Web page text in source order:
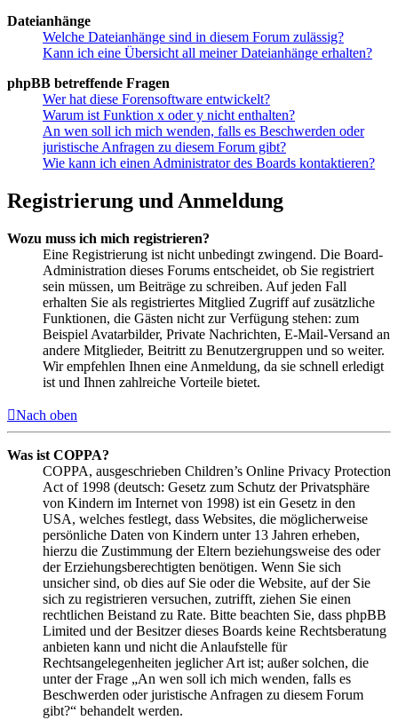
Dateianhänge
Welche Dateianhänge sind in diesem Forum zulässig?
Kann ich eine Übersicht all meiner Dateianhänge erhalten?
phpBB betreffende Fragen
Wer hat diese Forensoftware entwickelt?
Warum ist Funktion x oder y nicht enthalten?
An wen soll ich mich wenden, falls es Beschwerden oder
juristische Anfragen zu diesem Forum gibt?
Wie kann ich einen Administrator des Boards kontaktieren?
Registrierung und Anmeldung
Wozu muss ich mich registrieren?
Eine Registrierung ist nicht unbedingt zwingend. Die Board-
Administration dieses Forums entscheidet, ob Sie registriert
sein müssen, um Beiträge zu schreiben. Auf jeden Fall
erhalten Sie als registriertes Mitglied Zugriff auf zusätzliche
Funktionen, die Gästen nicht zur Verfügung stehen: zum
Beispiel Avatarbilder, Private Nachrichten, E-Mail-Versand an
andere Mitglieder, Beitritt zu Benutzergruppen und so weiter.
Wir empfehlen Ihnen eine Anmeldung, da sie schnell erledigt
ist und Ihnen zahlreiche Vorteile bietet.
Nach oben
Was ist COPPA?
COPPA, ausgeschrieben Children’s Online Privacy Protection
Act of 1998 (deutsch: Gesetz zum Schutz der Privatsphäre
von Kindern im Internet von 1998) ist ein Gesetz in den
USA, welches festlegt, dass Websites, die möglicherweise
persönliche Daten von Kindern unter 13 Jahren erheben,
hierzu die Zustimmung der Eltern beziehungsweise des oder
der Erziehungsberechtigten benötigen. Wenn Sie sich
unsicher sind, ob dies auf Sie oder die Website, auf der Sie
sich zu registrieren versuchen, zutrifft, ziehen Sie einen
rechtlichen Beistand zu Rate. Bitte beachten Sie, dass phpBB
Limited und der Besitzer dieses Boards keine Rechtsberatung
anbieten kann und nicht die Anlaufstelle für
Rechtsangelegenheiten jeglicher Art ist; außer solchen, die
unter der Frage „An wen soll ich mich wenden, falls es
Beschwerden oder juristische Anfragen zu diesem Forum
gibt?“ behandelt werden.